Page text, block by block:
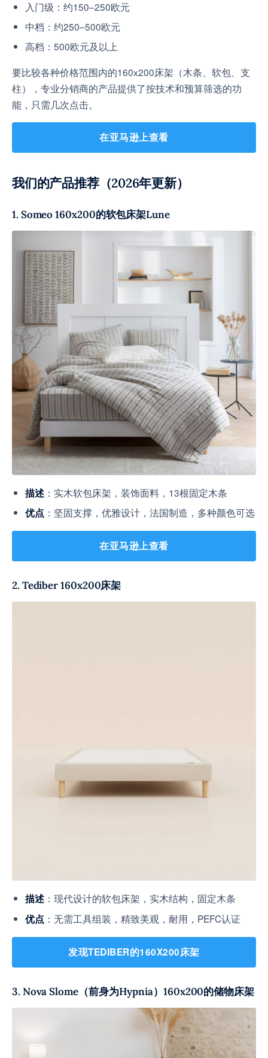
入门级：约150–250欧元
中档：约250–500欧元
高档：500欧元及以上
要比较各种价格范围内的160x200床架（木条、软包、支
柱），专业分销商的产品提供了按技术和预算筛选的功
能，只需几次点击。
在亚马逊上查看
我们的产品推荐（2026年更新）
1. Someo 160x200的软包床架Lune
描述 ：实木软包床架，装饰面料，13根固定木条
优点 ：坚固支撑，优雅设计，法国制造，多种颜色可选
在亚马逊上查看
2. Tediber 160x200床架
描述 ：现代设计的软包床架，实木结构，固定木条
优点 ：无需工具组装，精致美观，耐用，PEFC认证
发现TEDIBER的160X200床架
3. Nova Slome（前身为Hypnia）160x200的储物床架